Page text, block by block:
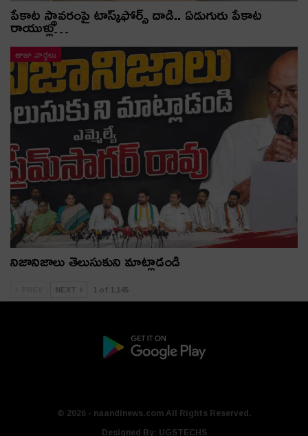
పేకాట స్థావరంపై టాస్క్‌ఫోర్స్ దాడి.. ఏడుగురు పేకాట
రాయుళ్లు…
తాజా వార్తలు
నిజానిజాలు తెలుసుకుని మాట్లాడండి
NEXT 1 of 1,145
© 2026 - naandinews.com All Rights Reserved.
Designed By: UGSTECHS